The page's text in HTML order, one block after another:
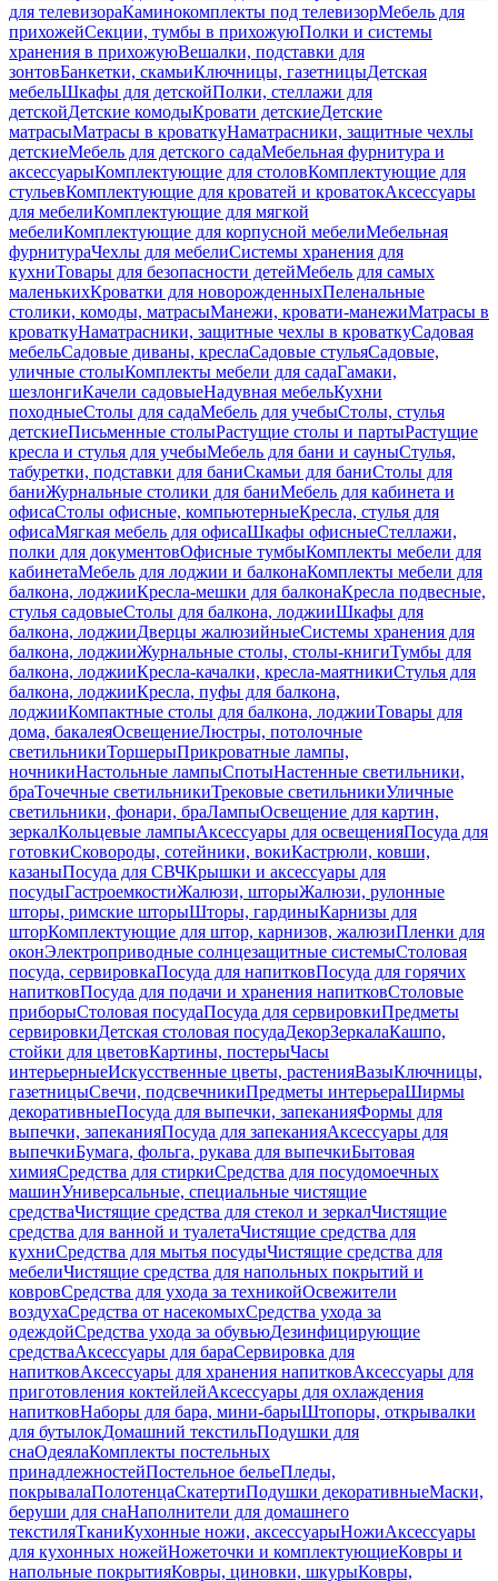
для телевизораКаминокомплекты под телевизорМебель для
прихожейСекции, тумбы в прихожуюПолки и системы
хранения в прихожуюВешалки, подставки для
зонтовБанкетки, скамьиКлючницы, газетницыДетская
мебельШкафы для детскойПолки, стеллажи для
детскойДетские комодыКровати детскиеДетские
матрасыМатрасы в кроваткуНаматрасники, защитные чехлы
детскиеМебель для детского садаМебельная фурнитура и
аксессуарыКомплектующие для столовКомплектующие для
стульевКомплектующие для кроватей и кроватокАксессуары
для мебелиКомплектующие для мягкой
мебелиКомплектующие для корпусной мебелиМебельная
фурнитураЧехлы для мебелиСистемы хранения для
кухниТовары для безопасности детейМебель для самых
маленькихКроватки для новорожденныхПеленальные
столики, комоды, матрасыМанежи, кровати-манежиМатрасы в
кроваткуНаматрасники, защитные чехлы в кроваткуСадовая
мебельСадовые диваны, креслаСадовые стульяСадовые,
уличные столыКомплекты мебели для садаГамаки,
шезлонгиКачели садовыеНадувная мебельКухни
походныеСтолы для садаМебель для учебыСтолы, стулья
детскиеПисьменные столыРастущие столы и партыРастущие
кресла и стулья для учебыМебель для бани и сауныСтулья,
табуретки, подставки для баниСкамьи для баниСтолы для
баниЖурнальные столики для баниМебель для кабинета и
офисаСтолы офисные, компьютерныеКресла, стулья для
офисаМягкая мебель для офисаШкафы офисныеСтеллажи,
полки для документовОфисные тумбыКомплекты мебели для
кабинетаМебель для лоджии и балконаКомплекты мебели для
балкона, лоджииКресла-мешки для балконаКресла подвесные,
стулья садовыеСтолы для балкона, лоджииШкафы для
балкона, лоджииДверцы жалюзийныеСистемы хранения для
балкона, лоджииЖурнальные столы, столы-книгиТумбы для
балкона, лоджииКресла-качалки, кресла-маятникиСтулья для
балкона, лоджииКресла, пуфы для балкона,
лоджииКомпактные столы для балкона, лоджииТовары для
дома, бакалеяОсвещениеЛюстры, потолочные
светильникиТоршерыПрикроватные лампы,
ночникиНастольные лампыСпотыНастенные светильники,
браТочечные светильникиТрековые светильникиУличные
светильники, фонари, браЛампыОсвещение для картин,
зеркалКольцевые лампыАксессуары для освещенияПосуда для
готовкиСковороды, сотейники, вокиКастрюли, ковши,
казаныПосуда для СВЧКрышки и аксессуары для
посудыГастроемкостиЖалюзи, шторыЖалюзи, рулонные
шторы, римские шторыШторы, гардиныКарнизы для
шторКомплектующие для штор, карнизов, жалюзиПленки для
оконЭлектроприводные солнцезащитные системыСтоловая
посуда, сервировкаПосуда для напитковПосуда для горячих
напитковПосуда для подачи и хранения напитковСтоловые
приборыСтоловая посудаПосуда для сервировкиПредметы
сервировкиДетская столовая посудаДекорЗеркалаКашпо,
стойки для цветовКартины, постерыЧасы
интерьерныеИскусственные цветы, растенияВазыКлючницы,
газетницыСвечи, подсвечникиПредметы интерьераШирмы
декоративныеПосуда для выпечки, запеканияФормы для
выпечки, запеканияПосуда для запеканияАксессуары для
выпечкиБумага, фольга, рукава для выпечкиБытовая
химияСредства для стиркиСредства для посудомоечных
машинУниверсальные, специальные чистящие
средстваЧистящие средства для стекол и зеркалЧистящие
средства для ванной и туалетаЧистящие средства для
кухниСредства для мытья посудыЧистящие средства для
мебелиЧистящие средства для напольных покрытий и
ковровСредства для ухода за техникойОсвежители
воздухаСредства от насекомыхСредства ухода за
одеждойСредства ухода за обувьюДезинфицирующие
средстваАксессуары для бараСервировка для
напитковАксессуары для хранения напитковАксессуары для
приготовления коктейлейАксессуары для охлаждения
напитковНаборы для бара, мини-барыШтопоры, открывалки
для бутылокДомашний текстильПодушки для
снаОдеялаКомплекты постельных
принадлежностейПостельное бельеПледы,
покрывалаПолотенцаСкатертиПодушки декоративныеМаски,
беруши для снаНаполнители для домашнего
текстиляТканиКухонные ножи, аксессуарыНожиАксессуары
для кухонных ножейНожеточки и комплектующиеКовры и
напольные покрытияКовры, циновки, шкурыКовры,